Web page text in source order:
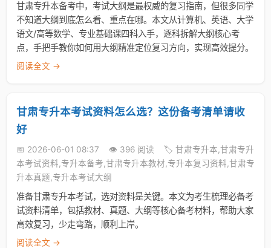
甘肃专升本备考中，考试大纲是最权威的复习指南，但很多同学
不知道大纲到底怎么看、重点在哪。本文从计算机、英语、大学
语文/高等数学、专业基础课四科入手，逐科拆解大纲核心考
点，手把手教你如何用大纲精准定位复习方向，实现高效提分。
阅读全文 →
甘肃专升本考试资料怎么选？这份备考清单请收
好
📅 2026-06-01 08:37 👁️ 396 阅读
🏷️ 甘肃专升本,甘肃专升
本考试资料,专升本备考,甘肃专升本教材,专升本复习资料,甘肃专
升本真题,专升本考试大纲
准备甘肃专升本考试，选对资料是关键。本文为考生梳理必备考
试资料清单，包括教材、真题、大纲等核心备考材料，帮助大家
高效复习，少走弯路，顺利上岸。
阅读全文 →